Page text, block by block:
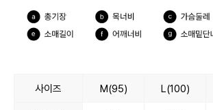
사이즈 M(95) L(100)